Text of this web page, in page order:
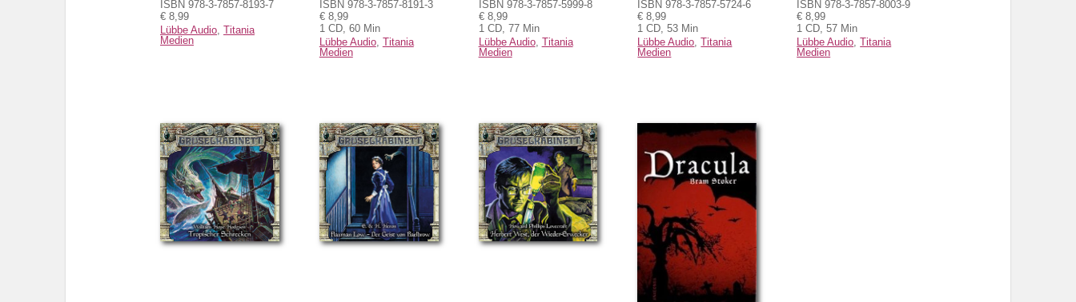
ISBN 978-3-7857-8193-7
€ 8,99
Lübbe Audio, Titania
Medien
ISBN 978-3-7857-8191-3
€ 8,99
1 CD, 60 Min
Lübbe Audio, Titania
Medien
ISBN 978-3-7857-5999-8
€ 8,99
1 CD, 77 Min
Lübbe Audio, Titania
Medien
ISBN 978-3-7857-5724-6
€ 8,99
1 CD, 53 Min
Lübbe Audio,Titania
Medien
ISBN 978-3-7857-8003-9
€ 8,99
1 CD, 57 Min
Lübbe Audio,Titania
Medien